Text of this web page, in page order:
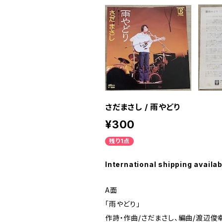
さだまさし / 雨やどり
¥300
残り1点
International shipping
A面
「雨やどり」
作詩・作曲/さだまさし、編曲/渡辺俊